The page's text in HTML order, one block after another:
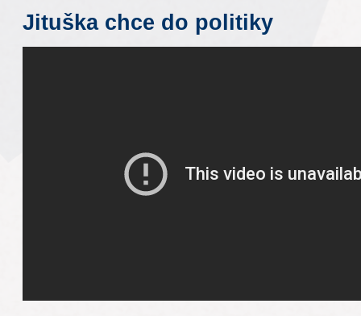
Jituška chce do politiky